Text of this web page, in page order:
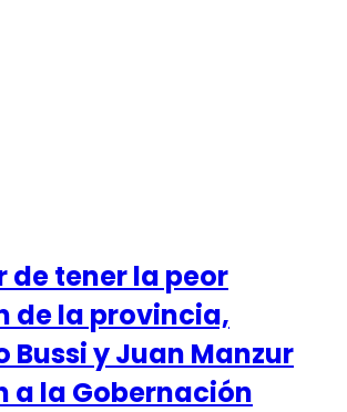
de tener la peor
de la provincia,
Bussi y Juan Manzur
a la Gobernación